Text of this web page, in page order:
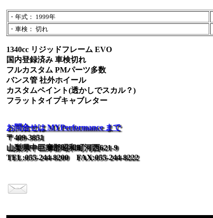
・年式： 1999年
・車検： 切れ
1340cc リジッドフレーム EVO
国内登録済み 車検切れ
フルカスタム PMパーツ多数
バンス管 社外ホイール
カスタムペイント(透かしでスカル？)
フラットタイプキャブレター
お問合せは MYPerformance まで
〒409-3851
山梨県中巨摩郡昭和町河西621-9
TEL:055-244-8200 FAX:055-244-8222